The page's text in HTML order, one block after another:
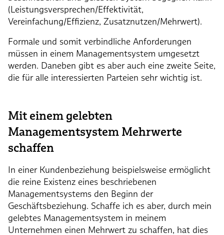
(Leistungsversprechen/Effektivität,
Vereinfachung/Effizienz, Zusatznutzen/Mehrwert).
Formale und somit verbindliche Anforderungen
müssen in einem Managementsystem umgesetzt
werden. Daneben gibt es aber auch eine zweite Seite,
die für alle interessierten Parteien sehr wichtig ist.
Mit einem gelebten
Managementsystem Mehrwerte
schaffen
In einer Kundenbeziehung beispielsweise ermöglicht
die reine Existenz eines beschriebenen
Managementsystems den Beginn der
Geschäftsbeziehung. Schaffe ich es aber, durch mein
gelebtes Managementsystem in meinem
Unternehmen einen Mehrwert zu schaffen, hat dies